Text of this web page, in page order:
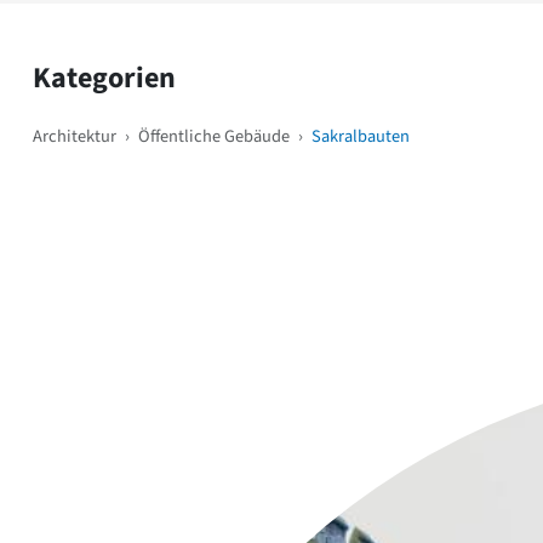
Kategorien
Architektur › Öffentliche Gebäude › Sakralbauten